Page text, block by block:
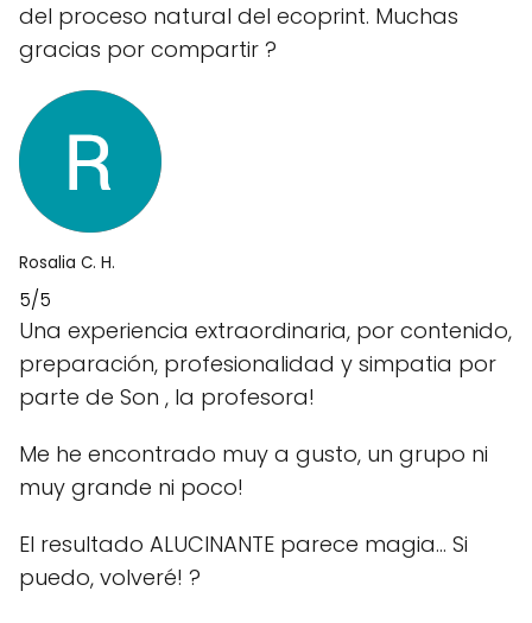
del proceso natural del ecoprint. Muchas
gracias por compartir ?
Rosalia C. H.
5/5
Una experiencia extraordinaria, por contenido,
preparación, profesionalidad y simpatia por
parte de Son , la profesora!
Me he encontrado muy a gusto, un grupo ni
muy grande ni poco!
El resultado ALUCINANTE parece magia... Si
puedo, volveré! ?